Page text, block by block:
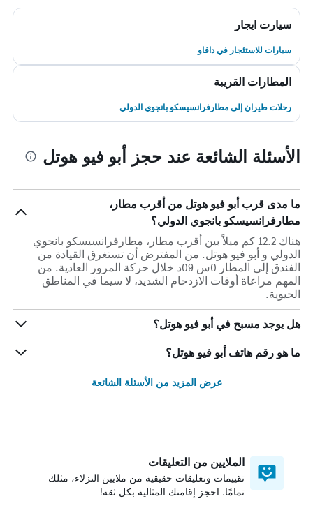
سيارت ايجار
سيارات للاستئجار في دافاو
المطارات القريبة
رحلات طيران إلى مطارفرانسيسكو بانجوي الدولي
الأسئلة الشائعة عند حجز أبو فيو هوتل
ما مدى قرب أبو فيو هوتل من أقرب مطار،
مطارفرانسيسكو بانجوي الدولي؟
هناك 12.2 كم ميلاً بين أقرب مطار، مطارفرانسيسكو بانجوي
الدولي و أبو فيو هوتل. من المفترض أن تستغرق القيادة من
الفندق إلى المطار 0س 09د خلال حركة المرور العادية. من
المهم مراعاة أوقات الازدحام الشديد، لا سيما في المناطق
الحيوية.
هل يوجد مسبح في أبو فيو هوتل؟
ما هو رقم هاتف أبو فيو هوتل؟
عرض المزيد من الأسئلة الشائعة
الملايين من التعليقات
تقييمات وتعليقات حقيقية من ملايين النزلاء، مثلك
تمامًا. احجز إقامتك المثالية بكل ثقة!